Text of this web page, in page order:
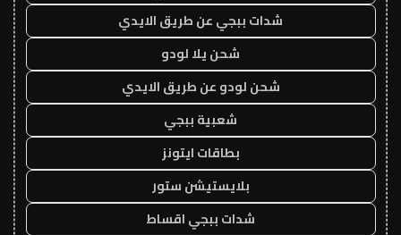
شدات ببجي عن طريق الايدي
شحن يلا لودو
شحن لودو عن طريق الايدي
شعبية ببجي
بطاقات ايتونز
بلايستيشن ستور
شدات ببجي اقساط